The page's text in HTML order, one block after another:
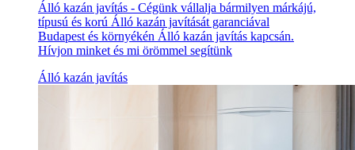
Álló kazán javítás - Cégünk vállalja bármilyen márkájú,
típusú és korú Álló kazán javítását garanciával
Budapest és környékén Álló kazán javítás kapcsán.
Hívjon minket és mi örömmel segítünk
Álló kazán javítás